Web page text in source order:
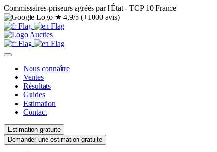
Commissaires-priseurs agréés par l'État - TOP 10 France
★ 4,9/5 (+1000 avis)
Nous connaître
Ventes
Résultats
Guides
Estimation
Contact
Estimation gratuite
Demander une estimation gratuite